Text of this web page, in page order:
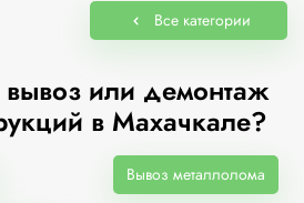
Все категории
или демонтаж
в Махачкале?
Вывоз металлолома